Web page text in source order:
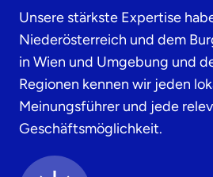
Unsere stärkste Expertise
Niederösterreich und dem
in Wien und Umgebung und
Regionen kennen wir jeden
Meinungsführer und jede
Geschäftsmöglichkeit.